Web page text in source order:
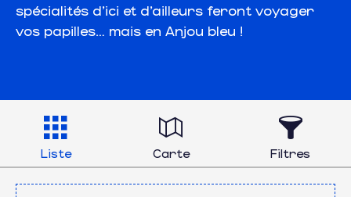
spécialités d’ici et d’ailleurs feront voyager
vos papilles… mais en Anjou bleu !
Liste Carte Filtres